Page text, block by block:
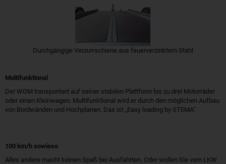
Durchgängige Verzurrschiene aus feuerverzinktem Stahl
Multifunktional
Der WOM transportiert auf seiner stabilen Plattform bis zu drei Motorräder
oder einen Kleinwagen. Multifunktional wird er durch den möglichen Aufbau
von Bordwänden und Hochplanen. Das ist „Easy loading by STEMA".
100 km/h sowieso
Alles andere macht keinen Spaß bei Ausfahrten. Oder wollen Sie vom LKW